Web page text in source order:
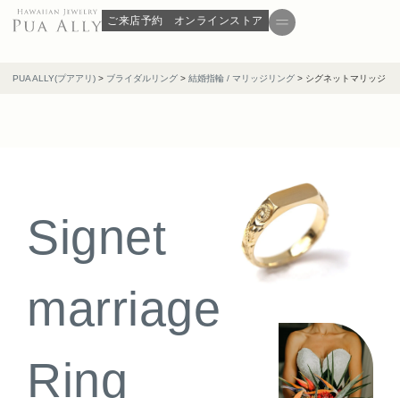
ご来店予約 オンラインストア
PUA ALLY(プアアリ) > ブライダルリング > 結婚指輪 / マリッジリング > シグネットマリッジ
Signet
marriage
Ring